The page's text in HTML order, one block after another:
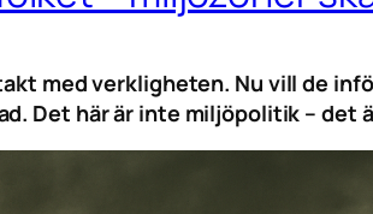
med verkligheten. Nu vill de
Det här är inte miljöpolitik – det